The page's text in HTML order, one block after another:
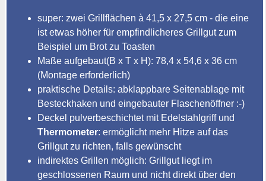
super: zwei Grillflächen à 41,5 x 27,5 cm - die eine
ist etwas höher für empfindlicheres Grillgut zum
Beispiel um Brot zu Toasten
Maße aufgebaut(B x T x H): 78,4 x 54,6 x 36 cm
(Montage erforderlich)
praktische Details: abklappbare Seitenablage mit
Besteckhaken und eingebauter Flaschenöffner :-)
Deckel pulverbeschichtet mit Edelstahlgriff und
Thermometer: ermöglicht mehr Hitze auf das
Grillgut zu richten, falls gewünscht
indirektes Grillen möglich: Grillgut liegt im
geschlossenen Raum und nicht direkt über den